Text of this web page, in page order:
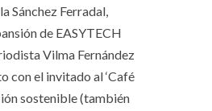
Sánchez Ferradal,
de EASYTECH
Vilma Fernández
con el invitado al ‘Café
sostenible (también